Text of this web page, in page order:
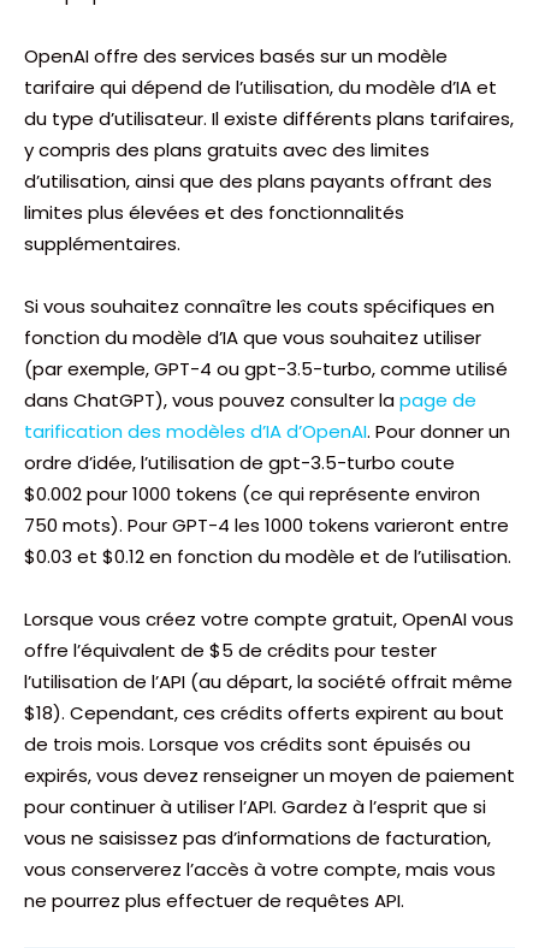
OpenAI offre des services basés sur un modèle
tarifaire qui dépend de l’utilisation, du modèle d’IA et
du type d’utilisateur. Il existe différents plans tarifaires,
y compris des plans gratuits avec des limites
d’utilisation, ainsi que des plans payants offrant des
limites plus élevées et des fonctionnalités
supplémentaires.
Si vous souhaitez connaître les couts spécifiques en
fonction du modèle d’IA que vous souhaitez utiliser
(par exemple, GPT-4 ou gpt-3.5-turbo, comme utilisé
dans ChatGPT), vous pouvez consulter lapage de
tarification des modèles d’IA d’OpenAI. Pour donner un
ordre d’idée, l’utilisation de gpt-3.5-turbo coute
$0.002 pour 1000 tokens (ce qui représente environ
750 mots). Pour GPT-4 les 1000 tokens varieront entre
$0.03 et $0.12 en fonction du modèle et de l’utilisation.
Lorsque vous créez votre compte gratuit, OpenAI vous
offre l’équivalent de $5 de crédits pour tester
l’utilisation de l’API (au départ, la société offrait même
$18). Cependant, ces crédits offerts expirent au bout
de trois mois. Lorsque vos crédits sont épuisés ou
expirés, vous devez renseigner un moyen de paiement
pour continuer à utiliser l’API. Gardez à l’esprit que si
vous ne saisissez pas d’informations de facturation,
vous conserverez l’accès à votre compte, mais vous
ne pourrez plus effectuer de requêtes API.